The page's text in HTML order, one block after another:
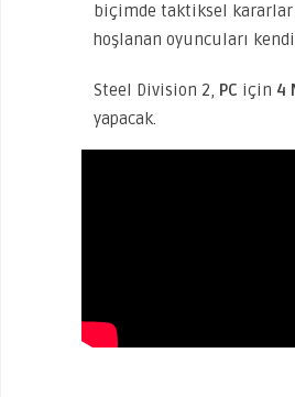
biçimde taktiksel
hoşlanan oyuncuları
Steel Division 2, PC için 4
yapacak.